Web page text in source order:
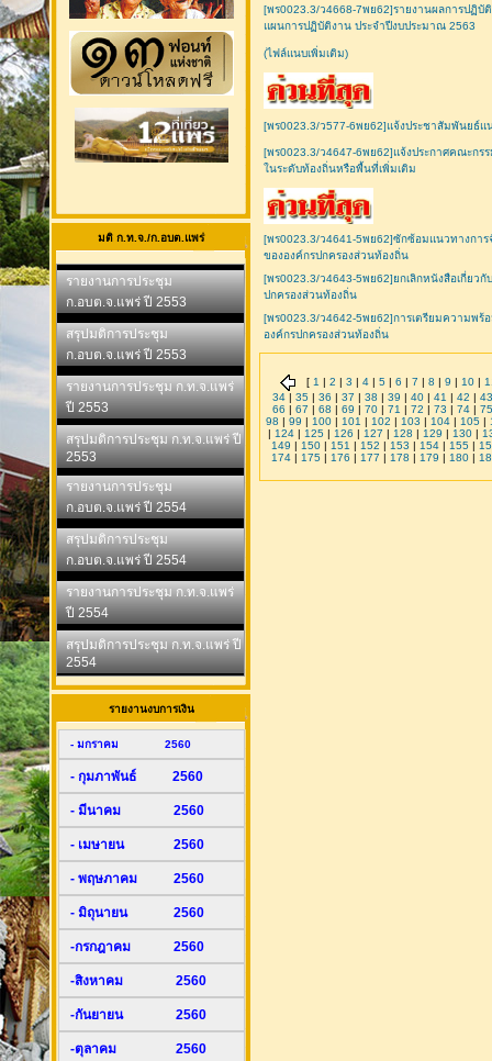
มติ ก.ท.จ./ก.อบต.แพร่
รายงานการประชุม
ก.อบต.จ.แพร่ ปี 2553
สรุปมติการประชุม
ก.อบต.จ.แพร่ ปี 2553
รายงานการประชุม ก.ท.จ.แพร่
ปี 2553
สรุปมติการประชุม ก.ท.จ.แพร่ ปี
2553
รายงานการประชุม
ก.อบต.จ.แพร่ ปี 2554
สรุปมติการประชุม
ก.อบต.จ.แพร่ ปี 2554
รายงานการประชุม ก.ท.จ.แพร่
ปี 2554
สรุปมติการประชุม ก.ท.จ.แพร่ ปี
2554
รายงานงบการเงิน
- มกราคม 2560
- กุมภาพันธ์ 2560
- มีนาคม 2560
- เมษายน 2560
- พฤษภาคม 2560
- มิถุนายน 2560
-กรกฎาคม 2560
-สิงหาคม 2560
-กันยายน 2560
-ตุลาคม 2560
[พร0023.3/ว4668-7พย62]รายงานผลการปฏิ
แผนการปฏิบัติงาน ประจำปีงบประมาณ 2563
(ไฟล์แนบเพิ่มเติม)
[พร0023.3/ว577-6พย62]แจ้งประชาสัมพันยธ์
[พร0023.3/ว4647-6พย62]แจ้งประกาศคณะก
ในระดับท้องถิ่นหรือพื้นที่เพิ่มเติม
[พร0023.3/ว4641-5พย62]ซักซ้อมแนวทางกา
ขององค์กรปกครองส่วนท้องถิ่น
[พร0023.3/ว4643-5พย62]ยกเลิกหนังสือเกี่ยว
ปกครองส่วนท้องถิ่น
[พร0023.3/ว4642-5พย62]การเตรียมความพร้
องค์กรปกครองส่วนท้องถิ่น
[ 1 | 2 | 3 | 4| 5| 6 | 7 | 8 | 9 | 10|
34 | 35 | 36 | 37 | 38 | 39 | 40 | 41 | 42 | 43
66 | 67 | 68 | 69 | 70 | 71 | 72 | 73 | 74 | 75
98 | 99 | 100 | 101 | 102 | 103 | 104 | 105 |
| 124| 125| 126 | 127 | 128 | 129 | 130|
149 | 150| 151 | 152 | 153 | 154| 155|
174| 175| 176 | 177 | 178 | 179 | 180|